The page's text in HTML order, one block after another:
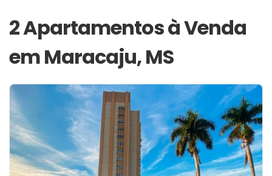
2 Apartamentos à Venda
em Maracaju, MS